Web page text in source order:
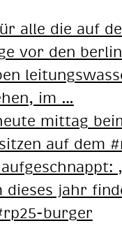
alle die auf
vor den
im …
mit­tag
auf dem
die­ses jahr
burger